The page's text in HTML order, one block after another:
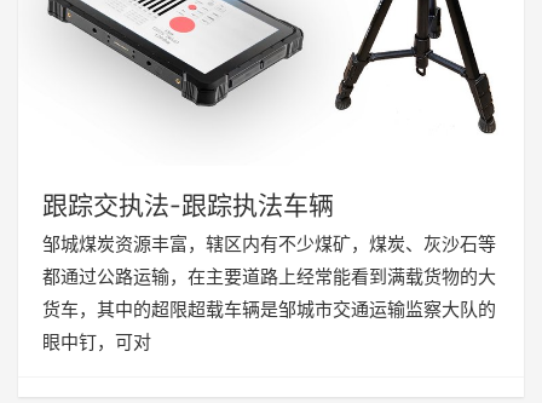
跟踪交执法-跟踪执法车辆
邹城煤炭资源丰富，辖区内有不少煤矿，煤炭、灰沙石等
都通过公路运输，在主要道路上经常能看到满载货物的大
货车，其中的超限超载车辆是邹城市交通运输监察大队的
眼中钉，可对